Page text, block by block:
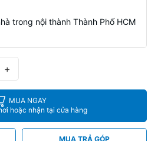
trong nội thành Thành Phố HCM
+
MUA NGAY
hoặc nhận tại cửa hàng
MUA TRẢ GÓP